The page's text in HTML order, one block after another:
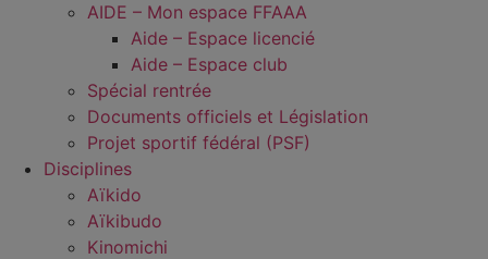
AIDE – Mon espace FFAAA
Aide – Espace licencié
Aide – Espace club
Spécial rentrée
Documents officiels et Législation
Projet sportif fédéral (PSF)
Disciplines
Aïkido
Aïkibudo
Kinomichi